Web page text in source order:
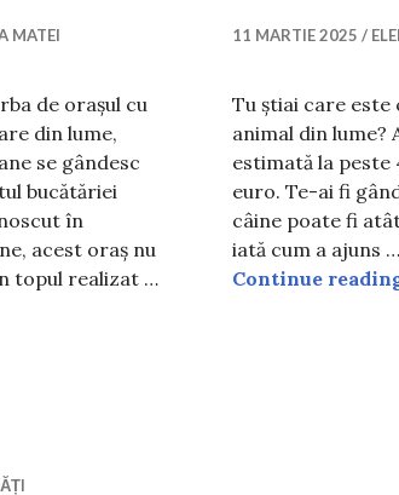
MATEI
de orașul cu
din lume,
se gândesc
bucătăriei
în
acest oraș nu
topul realizat …
cu cea mai bună mâncare din
11 MARTIE 2025
Tu știai care este
animal din lume?
estimată la peste
euro. Te-ai fi
câine poate fi
iată cum a ajuns …
Continue